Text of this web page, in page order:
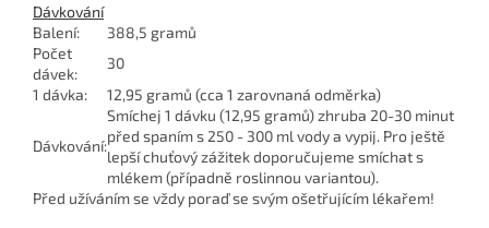
Dávkování
Balení:
388,5 gramů
Počet
dávek:
30
1 dávka:
12,95 gramů (cca 1 zarovnaná odměrka)
Dávkování:
Smíchej 1 dávku (12,95 gramů) zhruba 20-30 minut
před spaním s 250 - 300 ml vody a vypij. Pro ještě
lepší chuťový zážitek doporučujeme smíchat s
mlékem (případně roslinnou variantou).
Před užíváním se vždy poraď se svým ošetřujícím lékařem!